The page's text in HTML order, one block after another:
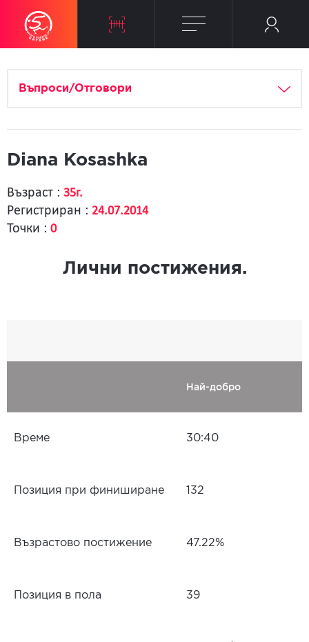
Въпроси/Отговори
Diana Kosashka
Възраст : 35г.
Регистриран : 24.07.2014
Точки : 0
Лични постижения.
Най-добро
Време 30:40
Позиция при финиширане 132
Възрастово постижение 47.22%
Позиция в пола 39